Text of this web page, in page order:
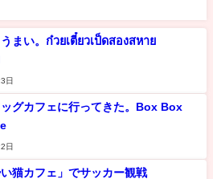
まい。ก๋วยเตี๋ยวเป็ดสองสหาย
日
グカフェに行ってきた。Box Box
日
い猫カフェ」でサッカー観戦